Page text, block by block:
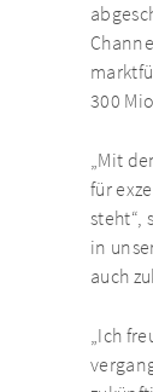
300
„Mit
für
steht“,
in
auch
„Ich